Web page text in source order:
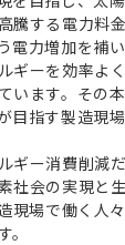
騰する電力料
電力増加を補
ギーを効率よ
います。その
目指す製造現
ギー消費削減
社会の実現と
現場で働く人